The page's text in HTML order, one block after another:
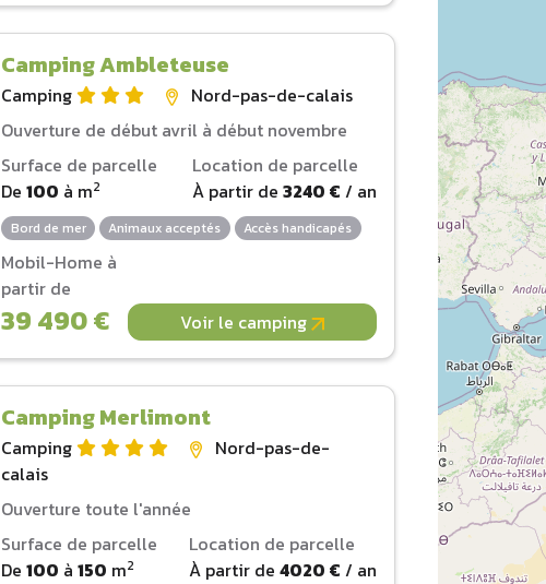
Camping Ambleteuse
Camping
Nord-pas-de-calais
Ouverture de début avril à début novembre
Surface de parcelle
De100 à m2
Location de parcelle
À partir de 3240 € / an
Bord de mer Animaux acceptés Accès handicapés
Mobil-Home à
partir de
39 490 € Voir le camping
Camping Merlimont
Camping
Nord-pas-de-
calais
Ouverture toute l'année
Surface de parcelle
De100 à150 m2
Location de parcelle
À partir de 4020 € / an